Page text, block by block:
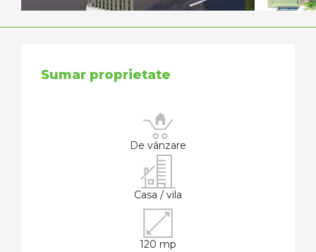
Sumar proprietate
De vânzare
Casa / vila
120 mp